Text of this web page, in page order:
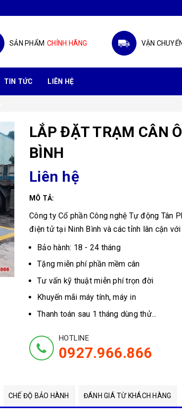
SẢN PHẨM CHÍNH HÃNG VẬN
TIN TỨC LIÊN HỆ
LẮP ĐẶT TRẠM CÂN
BÌNH
Liên hệ
MÔ TẢ:
Công ty Cổ phần Công nghệ Tự động Tân
điện tử tại Ninh Bình và các tỉnh lân cận
Bảo hành: 18 - 24 tháng
Tặng miễn phí phần mềm cân
Tư vấn kỹ thuật miễn phí trọn đời
Khuyến mãi máy tính, máy in
Thanh toán sau 1 tháng dùng thử...
HOTLINE
0927.966.866
CHẾ ĐỘ BẢO HÀNH ĐÁNH GIÁ TỪ KHÁCH HÀNG